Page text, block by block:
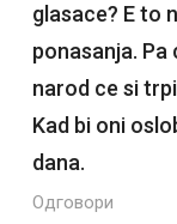
glasace? E to
ponasanja. Pa
narod ce si
Kad bi oni
dana.
Одговори